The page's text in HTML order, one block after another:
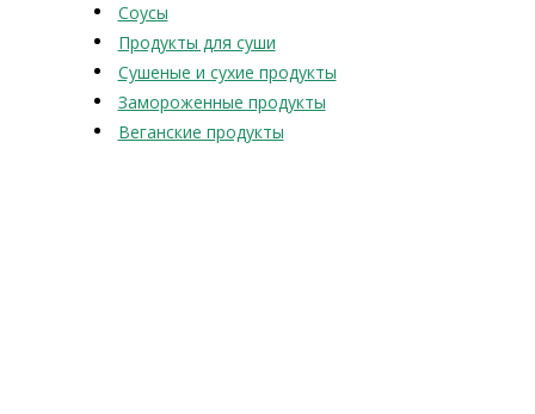
Соусы
Продукты для суши
Сушеные и сухие продукты
Замороженные продукты
Веганские продукты